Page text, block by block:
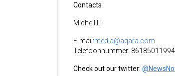
Contacts
Michell Li
E-mail:media@aqara.com
Telefoonnummer:
Check out our twitter: